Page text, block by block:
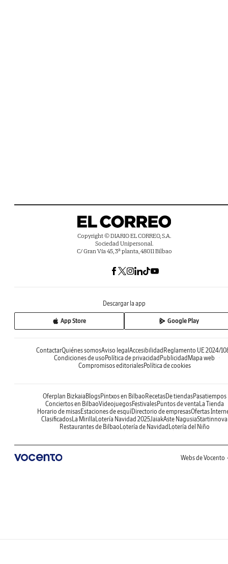
Copyright © DIARIO EL CORREO, S.A.
Sociedad Unipersonal.
C/ Gran Vía 45, 3ª planta, 48011 Bilbao
Descargar la app
App Store Google Play
ContactarQuiénes somosAviso legal Accesibilidad Reglamento UE 2024/
Condiciones de uso Política de privacidad Publicidad Mapa web
Compromisos editorialesPolítica de cookies
Oferplan Bizkaia BlogsPintxos en Bilbao RecetasDe tiendasPasatiempos
Conciertos en BilbaoVideojuegosFestivalesPuntos de venta La Tienda
Horario de misasEstaciones de esquíDirectorio de empresasOfertas
Clasificados La Mirilla Lotería Navidad 2025JaiakAste NagusiaStartinnova
Restaurantes de Bilbao Lotería de Navidad Lotería del Niño
Webs de Vocento